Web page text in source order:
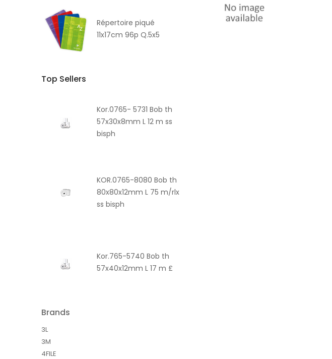
Répertoire piqué
11x17cm 96p Q.5x5
Top Sellers
Kor.0765- 5731 Bob th
57x30x8mm L 12 m ss
bisph
KOR.0765-8080 Bob th
80x80x12mm L 75 m/rlx
ss bisph
Kor.765-5740 Bob th
57x40x12mm L 17 m £
Brands
3L
3M
4FILE